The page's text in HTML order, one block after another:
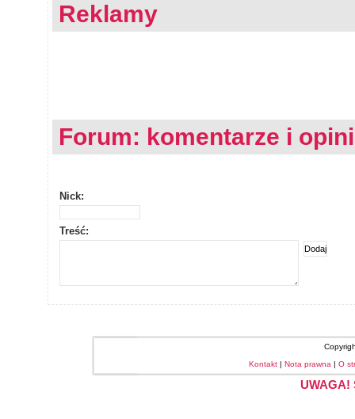
Reklamy
Forum: komentarze i
Nick:
Treść:
Kontakt | Nota prawna | O
UWAGA!